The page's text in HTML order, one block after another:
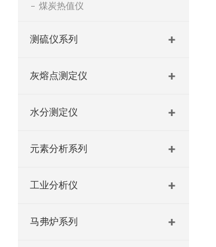
煤炭热值仪
测硫仪系列
灰熔点测定仪
水分测定仪
元素分析系列
工业分析仪
马弗炉系列